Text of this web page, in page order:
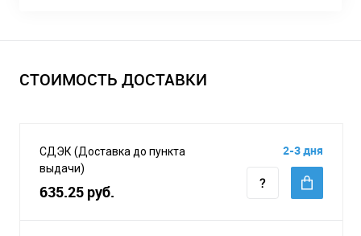
СТОИМОСТЬ ДОСТАВКИ
СДЭК (Доставка до пункта
выдачи)
635.25 руб.
2-3 дня